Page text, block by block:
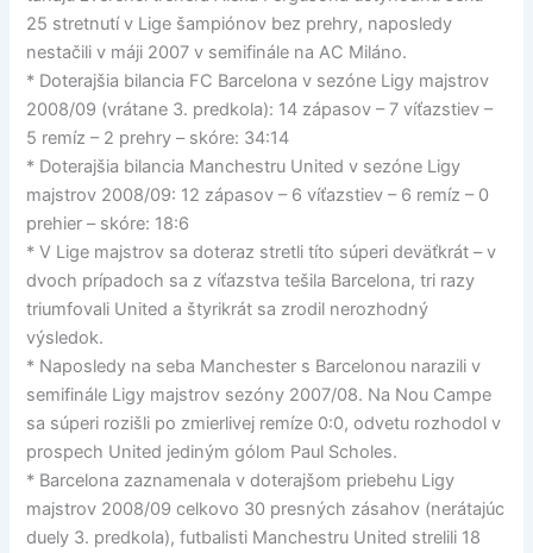
25 stretnutí v Lige šampiónov bez prehry, naposledy
nestačili v máji 2007 v semifinále na AC Miláno.
* Doterajšia bilancia FC Barcelona v sezóne Ligy majstrov
2008/09 (vrátane 3. predkola): 14 zápasov – 7 víťazstiev –
5 remíz – 2 prehry – skóre: 34:14
* Doterajšia bilancia Manchestru United v sezóne Ligy
majstrov 2008/09: 12 zápasov – 6 víťazstiev – 6 remíz – 0
prehier – skóre: 18:6
* V Lige majstrov sa doteraz stretli títo súperi deväťkrát – v
dvoch prípadoch sa z víťazstva tešila Barcelona, tri razy
triumfovali United a štyrikrát sa zrodil nerozhodný
výsledok.
* Naposledy na seba Manchester s Barcelonou narazili v
semifinále Ligy majstrov sezóny 2007/08. Na Nou Campe
sa súperi rozišli po zmierlivej remíze 0:0, odvetu rozhodol v
prospech United jediným gólom Paul Scholes.
* Barcelona zaznamenala v doterajšom priebehu Ligy
majstrov 2008/09 celkovo 30 presných zásahov (nerátajúc
duely 3. predkola), futbalisti Manchestru United strelili 18